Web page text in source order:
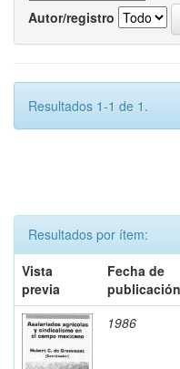
Autor/registro
Resultados 1-1 de 1.
Resultados por ítem:
Vista
previa
Fecha de
publicación
1986